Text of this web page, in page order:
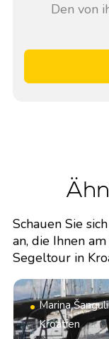
Den von
Schauen Sie
an, die Ihnen
Segeltour in
Marina
Kroatien